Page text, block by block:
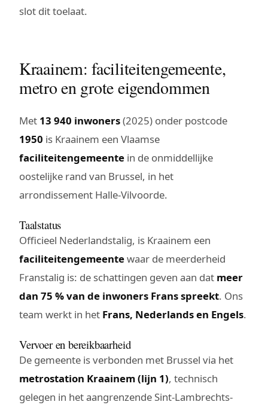
slot dit toelaat.
Kraainem: faciliteitengemeente,
metro en grote eigendommen
Met 13 940 inwoners(2025) onder postcode
1950 is Kraainem een Vlaamse
faciliteitengemeente in de onmiddellijke
oostelijke rand van Brussel, in het
arrondissement Halle-Vilvoorde.
Taalstatus
Officieel Nederlandstalig, is Kraainem een
faciliteitengemeentewaar de meerderheid
Franstalig is: de schattingen geven aan dat meer
dan 75 % van de inwoners Frans spreekt. Ons
team werkt in het Frans, Nederlands en Engels.
Vervoer en bereikbaarheid
De gemeente is verbonden met Brussel via het
metrostation Kraainem (lijn 1), technisch
gelegen in het aangrenzende Sint-Lambrechts-